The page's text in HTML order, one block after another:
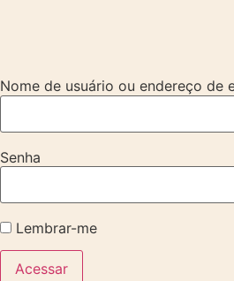
Nome de usuário ou endereço de
Senha
Lembrar-me